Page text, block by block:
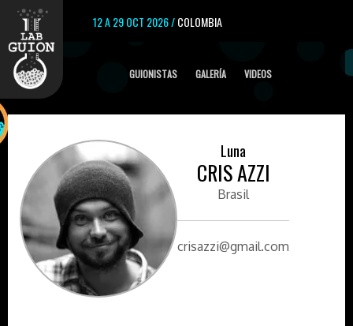
12 A 29 OCT 2026 /COLOMBIA
GUIONISTAS GALERÍA VIDEOS
Luna
CRIS AZZI
Brasil
crisazzi@gmail.com